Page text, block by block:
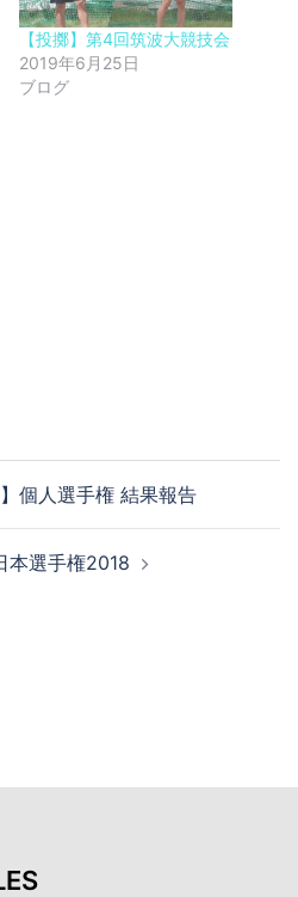
【投擲】第4回筑波大競技会
2019年6月25日
ブログ
】個人選手権 結果報告
本選手権2018